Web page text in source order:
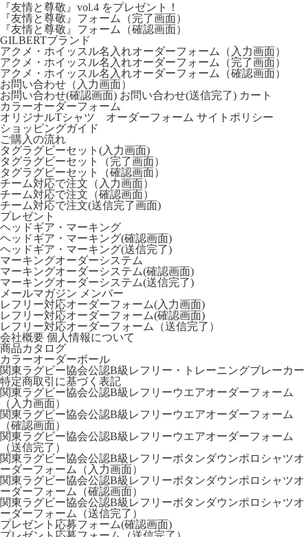
『友情と尊敬』vol.4 をプレゼント！
『友情と尊敬』フォーム（完了画面）
『友情と尊敬』フォーム（確認画面）
GILBERTブランド
アクメ・ホイッスル名入れオーダーフォーム（入力画面）
アクメ・ホイッスル名入れオーダーフォーム（完了画面）
アクメ・ホイッスル名入れオーダーフォーム（確認画面）
お問い合わせ（入力画面）
お問い合わせ(確認画面) お問い合わせ(送信完了) カート
カラーオーダーフォーム
オリジナルTシャツ オーダーフォーム サイトポリシー
ショッピングガイド
ご購入の流れ
タグラグビーセット(入力画面)
タグラグビーセット（完了画面）
タグラグビーセット（確認画面）
チーム対応で注文（入力画面）
チーム対応で注文（確認画面）
チーム対応で注文(送信完了画面)
プレゼント
ヘッドギア・マーキング
ヘッドギア・マーキング(確認画面)
ヘッドギア・マーキング(送信完了)
マーキングオーダーシステム
マーキングオーダーシステム(確認画面)
マーキングオーダーシステム(送信完了)
メールマガジン メンバー
レフリー対応オーダーフォーム(入力画面)
レフリー対応オーダーフォーム(確認画面)
レフリー対応オーダーフォーム（送信完了）
会社概要 個人情報について
商品カタログ
カラーオーダーボール
関東ラグビー協会公認B級レフリー・トレーニングブレーカー
特定商取引に基づく表記
関東ラグビー協会公認B級レフリーウエアオーダーフォーム
（入力画面）
関東ラグビー協会公認B級レフリーウエアオーダーフォーム
（確認画面）
関東ラグビー協会公認B級レフリーウエアオーダーフォーム
（送信完了）
関東ラグビー協会公認B級レフリーボタンダウンポロシャツオ
ーダーフォーム（入力画面）
関東ラグビー協会公認B級レフリーボタンダウンポロシャツオ
ーダーフォーム（確認画面）
関東ラグビー協会公認B級レフリーボタンダウンポロシャツオ
ーダーフォーム（送信完了）
プレゼント応募フォーム(確認画面)